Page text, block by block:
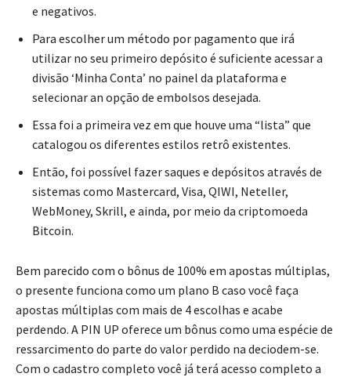
e negativos.
Para escolher um método por pagamento que irá
utilizar no seu primeiro depósito é suficiente acessar a
divisão ‘Minha Conta’ no painel da plataforma e
selecionar an opção de embolsos desejada.
Essa foi a primeira vez em que houve uma “lista” que
catalogou os diferentes estilos retrô existentes.
Então, foi possível fazer saques e depósitos através de
sistemas como Mastercard, Visa, QIWI, Neteller,
WebMoney, Skrill, e ainda, por meio da criptomoeda
Bitcoin.
Bem parecido com o bônus de 100% em apostas múltiplas,
o presente funciona como um plano B caso você faça
apostas múltiplas com mais de 4 escolhas e acabe
perdendo. A PIN UP oferece um bônus como uma espécie de
ressarcimento do parte do valor perdido na deciodem-se.
Com o cadastro completo você já terá acesso completo a